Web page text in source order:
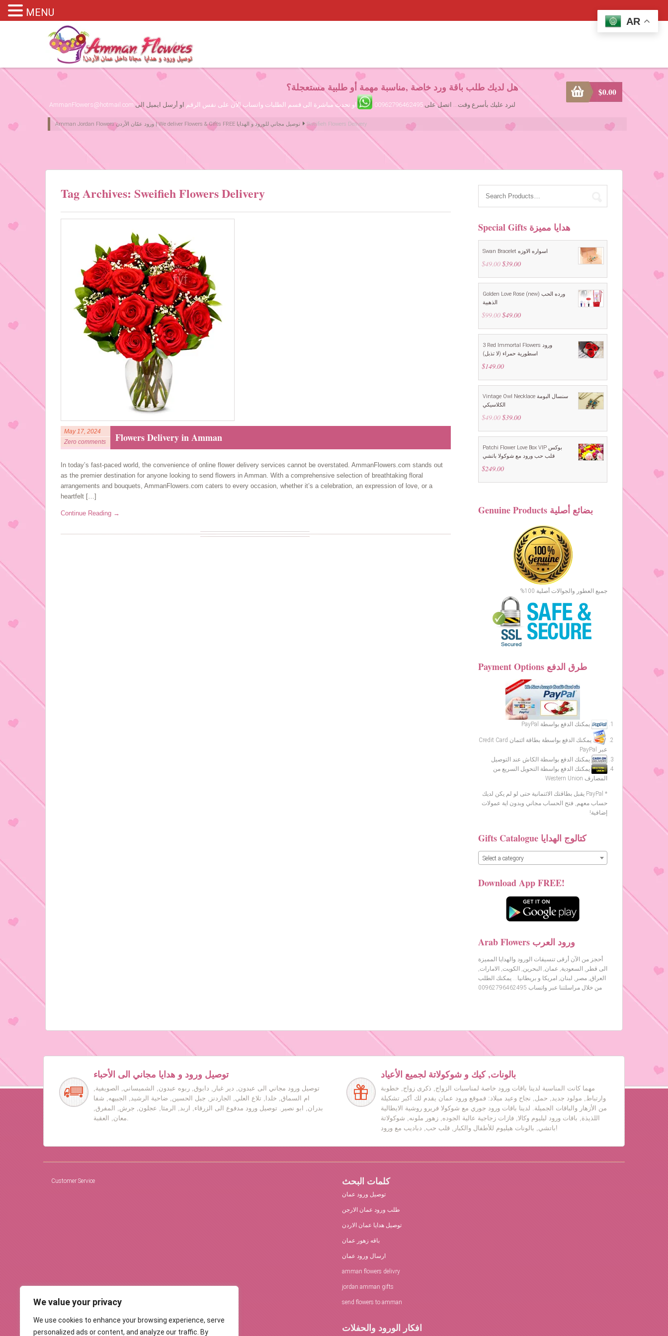
We value your privacy
We use cookies to enhance your browsing experience, serve
personalized ads or content, and analyze our traffic. By
Please assign primary menu in wp-admin->Appearance->Menus
هل لديك طلب باقة ورد خاصة ,مناسبة مهمة أو طلبية مستعجلة؟
لنرد عليك بأسرع وقت... اتصل على 00962796462495 او تحدث مباشرة الى قسم الطلبات واتساب الآن على نفس الرقم او أرسل ايميل الى AmmanFlowers@hotmail.com
Amman Jordan Flowers ورود عمّان الأردن | We deliver Flowers & Gifts FREE توصيل مجاني للورود و الهدايا Sweifieh Flowers Delivery
$0.00
Tag Archives: Sweifieh Flowers Delivery
May 17, 2024
Zero comments
Flowers Delivery in Amman
In today’s fast-paced world, the convenience of online flower delivery services cannot be overstated. AmmanFlowers.com stands out
as the premier destination for anyone looking to send flowers in Amman. With a comprehensive selection of breathtaking floral
arrangements and bouquets, AmmanFlowers.com caters to every occasion, whether it’s a celebration, an expression of love, or a
heartfelt […]
Continue Reading →
Special Gifts هدايا مميزة
Swan Bracelet اسواره الاوزه
$49.00 Original
was:
$39.00Current
is:
Golden Love Rose (new) ورده الحب
الذهبية
$99.00 Original
was:
$49.00Current
is:
3 Red Immortal Flowers ورود
اسطورية حمراء (لا تذبل)
$149.00
Vintage Owl Necklace سنسال البومة
الكلاسيكي
$49.00 Original
was:
$39.00Current
is:
Patchi Flower Love Box VIP بوكس
قلب حب ورود مع شوكولا باتشي
$249.00
Genuine Products بضائع أصلية
جميع العطور والجوالات أصلية 100%
Payment Options طرق الدفع
يمكنك الدفع بواسطة PayPal
يمكنك الدفع بواسطة بطاقة ائتمان Credit Card
عبر PayPal
يمكنك الدفع بواسطة الكاش عند التوصيل
يمكنك الدفع بواسطة التحويل السريع من
المصارف Western Union
* PayPal يقبل بطاقتك الائتمانية حتى لو لم يكن لديك
حساب معهم, فتح الحساب مجاني وبدون اية عمولات
إضافية!
Gifts Catalogue كتالوج الهدايا
Select a category
Download App FREE!
Arab Flowers ورود العرب
أحجز من الآن أرقى تنسيقات الورود والهدايا المميزة
الى قطر, السعودية, عمان, البحرين, الكويت, الامارات,
العراق, مصر, لبنان, امريكا و بريطانيا… يمكنك الطلب
من خلال مراسلتنا عبر واتساب 00962796462495
توصيل ورود و هدايا مجاني الى الأحباء
توصيل ورود مجاني الى عبدون, دير غبار, دابوق, ربوه عبدون, الشميساني, الصويفية,
ام السماق, خلدا, تلاع العلي, الجاردنز, جبل الحسين, ضاحية الرشيد, الجبيهه, شفا
بدران, ابو نصير. توصيل ورود مدفوع الى الزرقاء, اربد, الرمثا, عجلون, جرش, المفرق,
معان, العقبة.
بالونات, كيك و شوكولاتة لجميع الأعياد
مهما كانت المناسبة لدينا باقات ورود خاصة لمناسبات الزواج, ذكرى زواج, خطوبة
وارتباط, مولود جديد, حمل, نجاح وعيد ميلاد: فموقع ورود عمان يقدم لك أكبر تشكيلة
من الأزهار والباقات الجميلة. لدينا باقات ورود جوري مع شوكولا فريرو روشية الايطالية
اللذيذة, باقات ورود ليليوم وكالا, فازات زجاجية عالية الجوده, زهور ملونه, شوكولاتة
باتشي, بالونات هيليوم للأطفال والكبار, قلب حب, دباديب مع ورود!
Customer Service كلمات البحث
توصيل ورود عمان
طلب ورود عمان الارجن
توصيل هدايا عمان الاردن
باقه زهور عمان
ارسال ورود عمان
amman flowers delivry
jordan amman gifts
send flowers to amman
افكار الورود والحفلات
AR
MENU